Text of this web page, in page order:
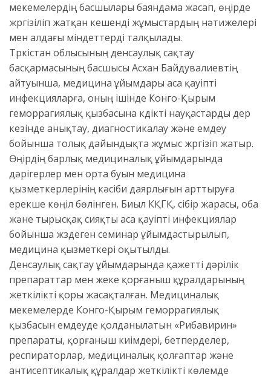
мекемелердің басшылары баяндама жасап, өңірде
жүргізіліп жатқан кешенді жұмыстардың нәтижелері
мен алдағы міндеттерді талқылады.
Түркістан облысының денсаулық сақтау
басқармасының басшысы Асхан Байдувалиевтің
айтуынша, медицина ұйымдары аса қауіпті
инфекцияларға, оның ішінде Конго-Қырым
геморрагиялық қызбасына күдікті науқастарды дер
кезінде анықтау, диагностикалау және емдеу
бойынша толық дайындықта жұмыс жүргізіп жатыр.
Өңірдің барлық медициналық ұйымдарында
дәрігерлер мен орта буын медицина
қызметкерлерінің кәсіби даярлығын арттыруға
ерекше көңіл бөлінген. Биыл КҚГҚ, сібір жарасы, оба
және тырысқақ сияқты аса қауіпті инфекциялар
бойынша жүздеген семинар ұйымдастырылып,
медицина қызметкері оқытылды.
Денсаулық сақтау ұйымдарында қажетті дәрілік
препараттар мен жеке қорғаныш құралдарының
жеткілікті қоры жасақталған. Медициналық
мекемелерде Конго-Қырым геморрагиялық
қызбасын емдеуде қолданылатын «Рибавирин»
препараты, қорғаныш киімдері, бетперделер,
респираторлар, медициналық қолғаптар және
антисептикалық құралдар жеткілікті көлемде